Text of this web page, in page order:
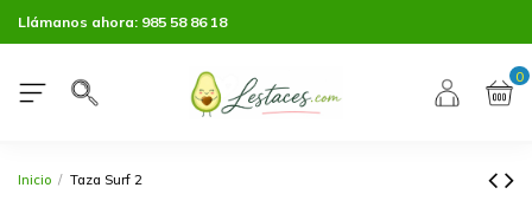
Llámanos ahora: 985 58 86 18
0
Inicio Taza Surf 2